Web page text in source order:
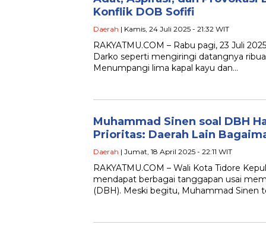
Konflik DOB Sofifi
Daerah | Kamis, 24 Juli 2025 - 21:32 WIT
RAKYATMU.COM – Rabu pagi, 23 Juli
Darko seperti mengiringi datangnya
Menumpangi lima kapal kayu dan…
Muhammad Sinen soal DBH
Prioritas: Daerah Lain
Daerah | Jumat, 18 April 2025 - 22:11 WIT
RAKYATMU.COM – Wali Kota Tidore
mendapat berbagai tanggapan usai
(DBH). Meski begitu, Muhammad Sinen